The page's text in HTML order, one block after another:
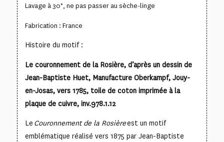
Lavage à 30°, ne pas passer au sèche-linge
Fabrication : France
Histoire du motif :
Le couronnement de la Rosière, d’après un dessin de
Jean-Baptiste Huet, Manufacture Oberkampf, Jouy-
en-Josas, vers 1785, toile de coton imprimée à la
plaque de cuivre, inv.978.1.12
Le Couronnement de la Rosièreest un motif
emblématique réalisé vers 1875 par Jean-Baptiste